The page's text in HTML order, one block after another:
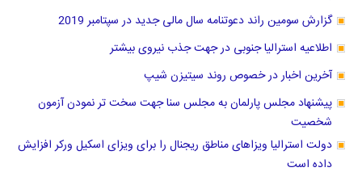
گزارش سومین راند دعوتنامه سال مالی جدید در سپتامبر 2019
اطلاعیه استرالیا جنوبی در جهت جذب نیروی بیشتر
آخرین اخبار در خصوص روند سیتیزن شیپ
پیشنهاد مجلس پارلمان به مجلس سنا جهت سخت تر نمودن آزمون
شخصیت
دولت استرالیا ویزاهای مناطق ریجنال را برای ویزای اسکیل ورکر افزایش
داده است